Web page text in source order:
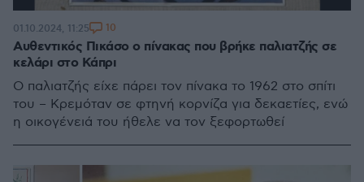
Αυθεντικός Πικάσο ο πίνακας που βρήκε παλιατζής σε
κελάρι στο Κάπρι
Ο παλιατζής είχε πάρει τον πίνακα το 1962 στο σπίτι
του – Κρεμόταν σε φτηνή κορνίζα για δεκαετίες, ενώ
η οικογένειά του ήθελε να τον ξεφορτωθεί
01.10.2024, 11:25 10